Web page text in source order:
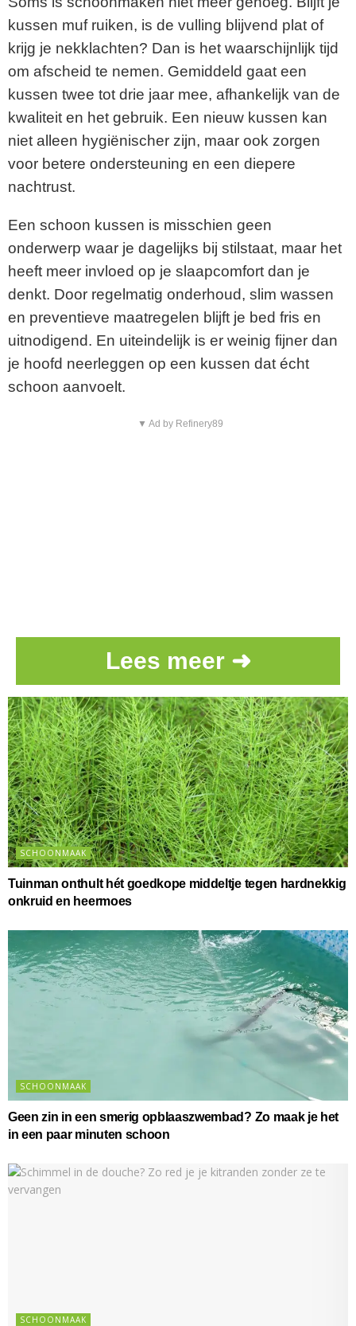
kussen muf ruiken, is de vulling blijvend plat of
krijg je nekklachten? Dan is het waarschijnlijk tijd
om afscheid te nemen. Gemiddeld gaat een
kussen twee tot drie jaar mee, afhankelijk van de
kwaliteit en het gebruik. Een nieuw kussen kan
niet alleen hygiënischer zijn, maar ook zorgen
voor betere ondersteuning en een diepere
nachtrust.
Een schoon kussen is misschien geen
onderwerp waar je dagelijks bij stilstaat, maar het
heeft meer invloed op je slaapcomfort dan je
denkt. Door regelmatig onderhoud, slim wassen
en preventieve maatregelen blijft je bed fris en
uitnodigend. En uiteindelijk is er weinig fijner dan
je hoofd neerleggen op een kussen dat écht
schoon aanvoelt.
▼ Ad by Refinery89
Lees meer ➜
SCHOONMAAK
Tuinman onthult hét goedkope middeltje tegen hardnekkig
onkruid en heermoes
SCHOONMAAK
Geen zin in een smerig opblaaszwembad? Zo maak je het
in een paar minuten schoon
SCHOONMAAK